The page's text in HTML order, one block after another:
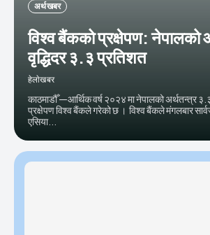
अर्थ खबर
विश्व बैंकको प्रक्षेपण: नेपालको
वृद्धिदर ३.३ प्रतिशत
हेलाेखबर
काठमाडौँ —आर्थिक वर्ष २०२४ मा नेपालको अर्थतन्त्र
प्रक्षेपण विश्व बैंकले गरेको छ । विश्व बैंकले मंगलबार
एसिया...